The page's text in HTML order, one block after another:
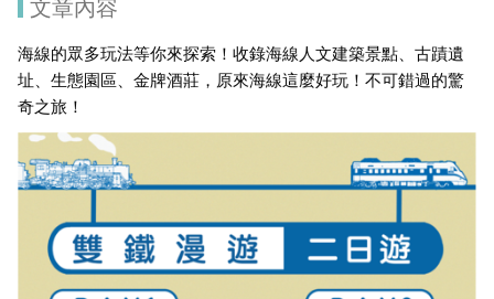
海線的眾多玩法等你來探索！收錄海線人文建築景點、古蹟遺
址、生態園區、金牌酒莊，原來海線這麼好玩！不可錯過的驚
奇之旅！